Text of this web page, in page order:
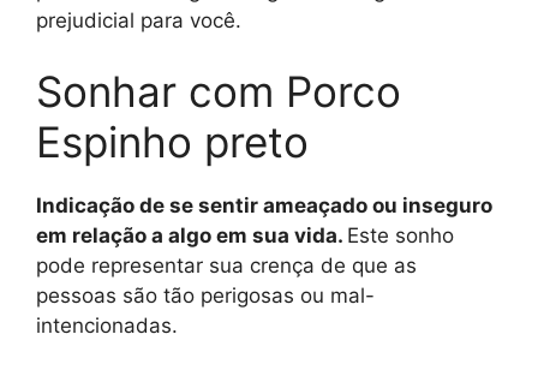
prejudicial para você.
Sonhar com Porco
Espinho preto
Indicação de se sentir ameaçado ou inseguro
em relação a algo em sua vida. Este sonho
pode representar sua crença de que as
pessoas são tão perigosas ou mal-
intencionadas.